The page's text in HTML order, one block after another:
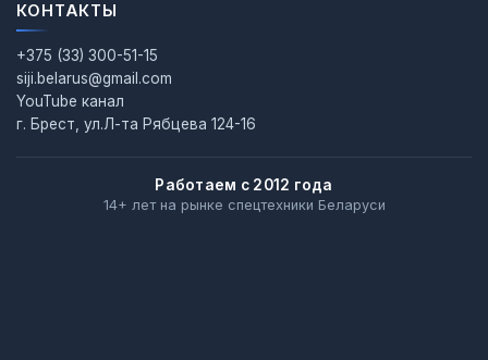
КОНТАКТЫ
+375 (33) 300-51-15
siji.belarus@gmail.com
YouTube канал
г. Брест, ул.Л-та Рябцева 124-16
Работаем с 2012 года
14+ лет на рынке спецтехники Беларуси